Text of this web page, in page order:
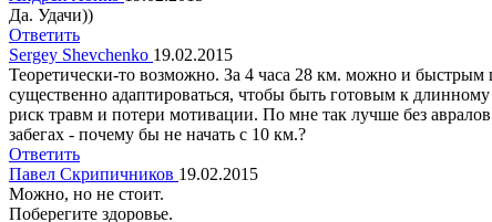
Да. Удачи))
Ответить
Sergey Shevchenko 19.02.2015
Теоретически-то возможно. За 4 часа 28 км. можно и быстрым
существенно адаптироваться, чтобы быть готовым к
риск травм и потери мотивации. По мне так лучше без
забегах - почему бы не начать с 10 км.?
Ответить
Павел Скрипичников 19.02.2015
Можно, но не стоит.
Поберегите здоровье.